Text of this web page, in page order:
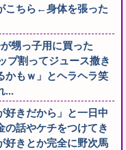
こちら←身体を張った
甥っ子用に買った
プ割ってジュース撒き
かもｗ」とヘラヘラ笑
...
好きだから」と一日中
話やケチをつけてき
きとか完全に野次馬